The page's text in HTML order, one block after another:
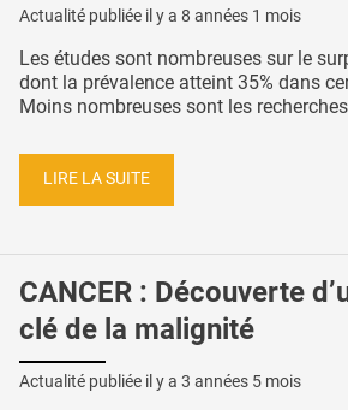
Actualité publiée il y a 8 années 1 mois
Les études sont nombreuses sur le
dont la prévalence atteint 35% dans
Moins nombreuses sont les
LIRE LA SUITE
CANCER : Découverte
clé de la malignité
Actualité publiée il y a 3 années 5 mois